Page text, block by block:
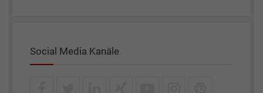
Social Media Kanäle